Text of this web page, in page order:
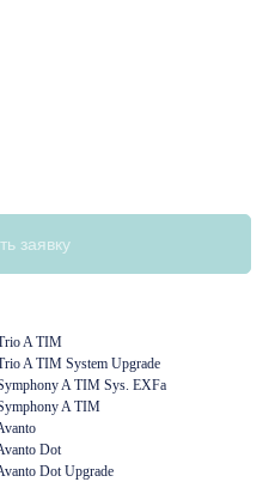
заявку
A TIM
A TIM System Upgrade
A TIM Sys. EXFa
A TIM
Dot
Dot Upgrade